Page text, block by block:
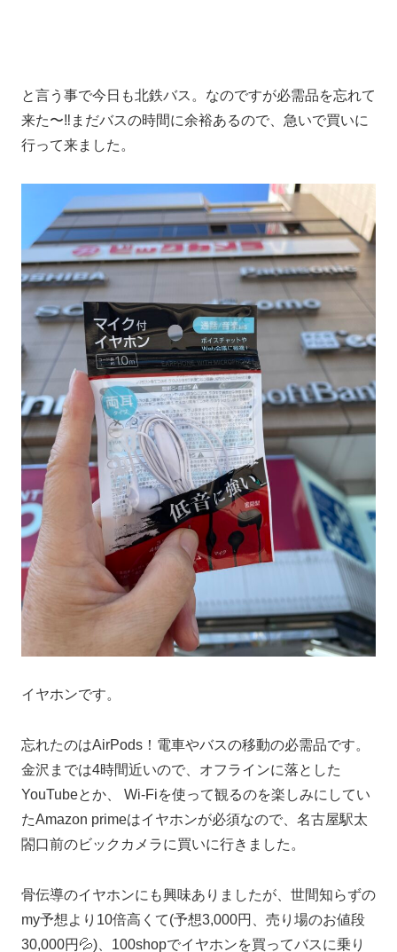
と言う事で今日も北鉄バス。なのですが必需品を忘れて
来た〜‼️まだバスの時間に余裕あるので、急いで買いに
行って来ました。
イヤホンです。
忘れたのはAirPods！電車やバスの移動の必需品です。
金沢までは4時間近いので、オフラインに落とした
YouTubeとか、 Wi-Fiを使って観るのを楽しみにしてい
たAmazon primeはイヤホンが必須なので、名古屋駅太
閤口前のビックカメラに買いに行きました。
骨伝導のイヤホンにも興味ありましたが、世間知らずの
my予想より10倍高くて(予想3,000円、売り場のお値段
30,000円💦)、100shopでイヤホンを買ってバスに乗り